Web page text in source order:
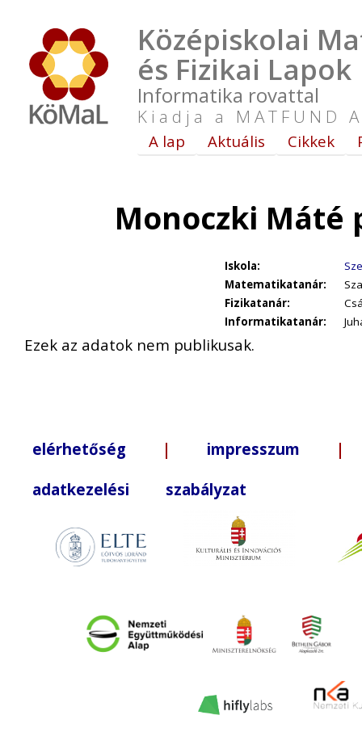
Középiskolai
és Fizikai Lapok
Informatika rovattal
Kiadja a MATFUND
A lap Aktuális Cikkek
Monoczki Máté
Iskola:
Matematikatanár:
Fizikatanár:
Informatikatanár:
Ezek az adatok nem publikusak.
elérhetőség | impresszum |
adatkezelési szabályzat